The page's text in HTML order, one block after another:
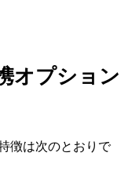
オプション
徴は次のとおりで